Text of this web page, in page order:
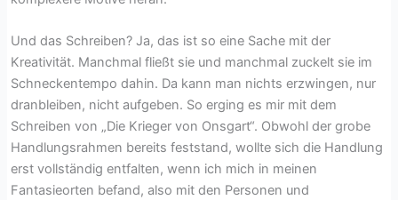
Und das Schreiben? Ja, das ist so eine Sache mit der
Kreativität. Manchmal fließt sie und manchmal zuckelt sie im
Schneckentempo dahin. Da kann man nichts erzwingen, nur
dranbleiben, nicht aufgeben. So erging es mir mit dem
Schreiben von „Die Krieger von Onsgart“. Obwohl der grobe
Handlungsrahmen bereits feststand, wollte sich die Handlung
erst vollständig entfalten, wenn ich mich in meinen
Fantasieorten befand, also mit den Personen und